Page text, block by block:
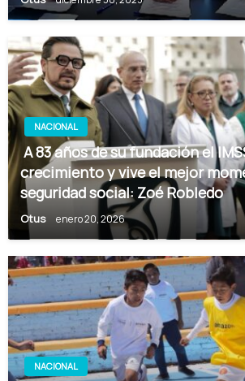
NACIONAL
A 83 años de su fundación el
crecimiento y vive el mejor
seguridad social: Zoé Robledo
Otus enero 20, 2026
NACIONAL